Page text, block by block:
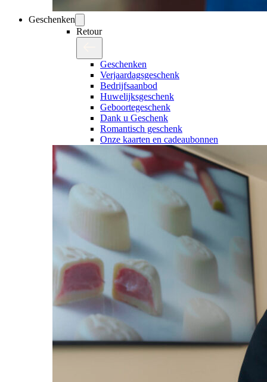
Geschenken
Retour
Geschenken
Verjaardagsgeschenk
Bedrijfsaanbod
Huwelijksgeschenk
Geboortegeschenk
Dank u Geschenk
Romantisch geschenk
Onze kaarten en cadeaubonnen